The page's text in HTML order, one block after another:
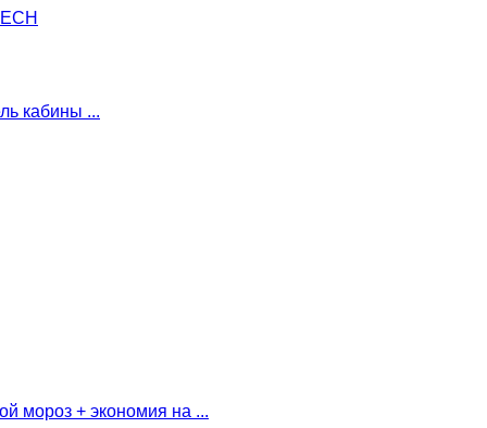
кабины ...
мороз + экономия на ...